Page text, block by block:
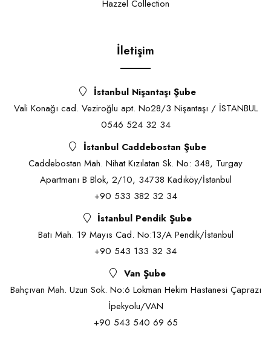
Hazzel Collection
İletişim
İstanbul Nişantaşı Şube
Vali Konağı cad. Veziroğlu apt. No28/3 Nişantaşı / İSTANBUL
0546 524 32 34
İstanbul Caddebostan Şube
Caddebostan Mah. Nihat Kızılatan Sk. No: 348, Turgay
Apartmanı B Blok, 2/10, 34738 Kadıköy/İstanbul
+90 533 382 32 34
İstanbul Pendik Şube
Batı Mah. 19 Mayıs Cad. No:13/A Pendik/İstanbul
+90 543 133 32 34
Van Şube
Bahçıvan Mah. Uzun Sok. No:6 Lokman Hekim Hastanesi Çaprazı
İpekyolu/VAN
+90 543 540 69 65